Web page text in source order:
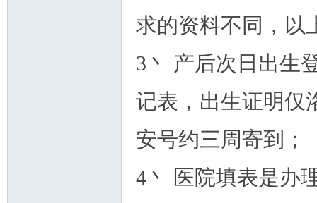
求的资料不同，以
3丶 产后次日出生
记表，出生证明仅
安号约三周寄到；
4丶 医院填表是办